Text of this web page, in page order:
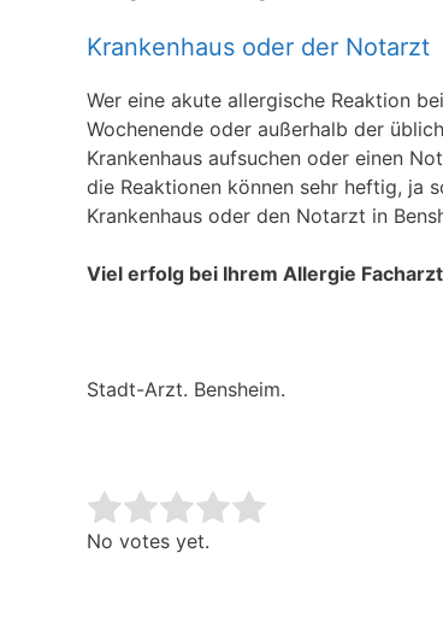
Krankenhaus oder der Notarzt
Wer eine akute allergische Reaktion
Wochenende oder außerhalb der
Krankenhaus aufsuchen oder einen
die Reaktionen können sehr heftig, ja
Krankenhaus oder den Notarzt in
Viel erfolg bei Ihrem Allergie
Stadt-Arzt. Bensheim.
Rate this item:
No votes yet.